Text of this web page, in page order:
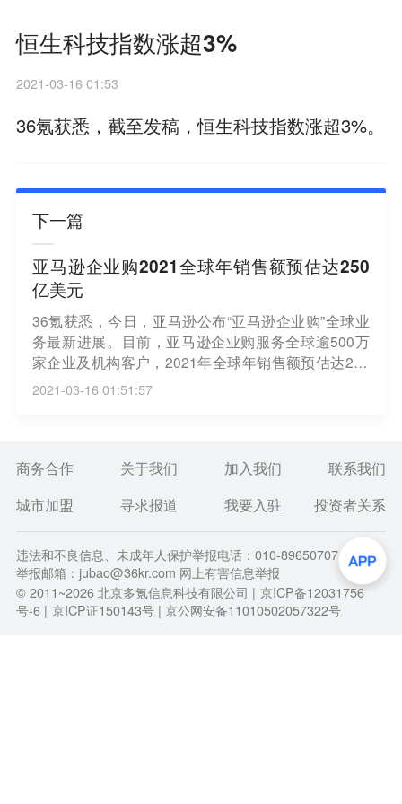
恒生科技指数涨超3%
2021-03-16 01:53
36氪获悉，截至发稿，恒生科技指数涨超3%。
下一篇
亚马逊企业购2021全球年销售额预估达250
亿美元
36氪获悉，今日，亚马逊公布“亚马逊企业购”全球业
务最新进展。目前，亚马逊企业购服务全球逾500万
家企业及机构客户，2021年全球年销售额预估达250
亿美元，其中第三方卖家销售额占比超过50%。
2021-03-16 01:51:57
商务合作 关于我们 加入我们
联系我们
城市加盟
寻求报道 我要入驻 投资者关系
违法和不良信息、未成年人保护举报电话：010-89650707
举报邮箱：jubao@36kr.com 网上有害信息举报
© 2011~2026北京多氪信息科技有限公司 | 京ICP备12031756
号-6 | 京ICP证150143号 | 京公网安备11010502057322号